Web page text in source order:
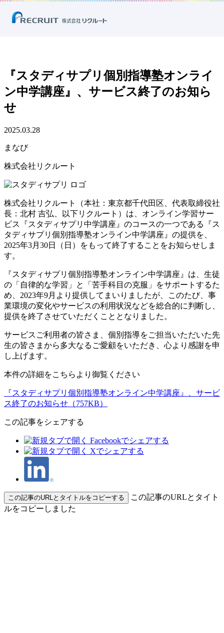
『スタディサプリ個別指導塾オンライン中学講座』、サービス終了のお
『スタディサプリ個別指導塾オンライ
ン中学講座』、サービス終了のお知ら
せ
2025.03.28
まなび
株式会社リクルート
株式会社リクルート（本社：東京都千代田区、代表取締役社
長：北村 吉弘、以下リクルート）は、オンライン学習サー
ビス『スタディサプリ中学講座』のコースの一つである『ス
タディサプリ個別指導塾オンライン中学講座』の提供を、
2025年3月30日（日）をもって終了することをお知らせしま
す。
『スタディサプリ個別指導塾オンライン中学講座』は、生徒
の「自律的な学習」と「苦手科目の克服」をサポートするた
め、2023年9月より提供してまいりましたが、このたび、事
業環境の変化やサービスの利用状況などを総合的に判断し、
提供を終了させていただくこととなりました。
サービスご利用者の皆さま、個別指導をご担当いただいた先
生の皆さまから多大なるご愛顧をいただき、心より感謝を申
し上げます。
本件の詳細をこちらより御覧ください
『スタディサプリ個別指導塾オンライン中学講座』、サービ
ス終了のお知らせ（757KB）
この記事をシェアする
この記事のURLとタイトルをコピーする
この記事のURLとタイト
ルをコピーしました